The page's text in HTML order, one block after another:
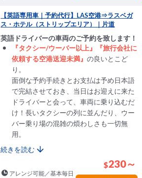
【英語専用車｜予約代行】LAS空港⇒ラスベガ
ス・ホテル（ストリップエリア）｜片道
英語ドライバーの車両のご予約を致します！
『タクシー/ウーバー以上』『旅行会社に
依頼する空港送迎未満』の良いとこど
り。
面倒な予約手続きとお支払は予め日本語
で完結させておき、当日はお迎えに来た
ドライバーと会って、車両に乗り込むだ
け！長いタクシーの列に並んだり、ウー
バー乗り場の混雑の煩わしさも一切無
用。
続きを読む
$230～
アレンジ可能／基本毎日